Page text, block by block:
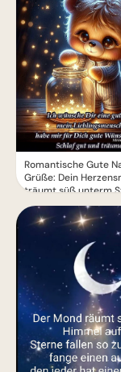
Romantische Gute
Grüße: Dein
träumt süß unterm